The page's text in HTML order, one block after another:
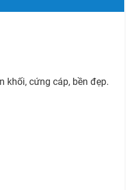
khối, cứng cáp, bền đẹp.